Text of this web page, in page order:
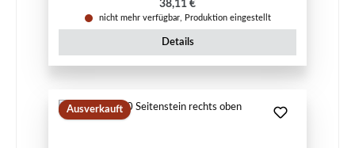
Regulärer Preis:
38,11 €
nicht mehr verfügbar, Produktion eingestellt
Details
Ausverkauft